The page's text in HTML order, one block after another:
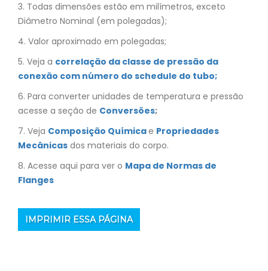
3. Todas dimensões estão em milímetros, exceto
Diâmetro Nominal (em polegadas);
4. Valor aproximado em polegadas;
5. Veja a correlação da classe de pressão da
conexão com número do schedule do tubo;
6. Para converter unidades de temperatura e pressão
acesse a seção de Conversões;
7. Veja Composição Químicae Propriedades
Mecânicas dos materiais do corpo.
8. Acesse aqui para ver o Mapa de Normas de
Flanges
IMPRIMIR ESSA PÁGINA